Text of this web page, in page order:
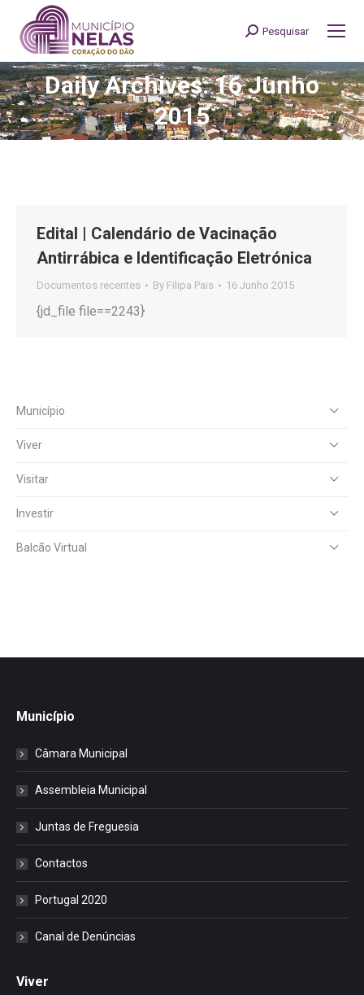
Search:
Pesquisar
Daily Archives: 16 Junho
2015
You are here:
Edital | Calendário de Vacinação
Antirrábica e Identificação Eletrónica
Documentos recentes By Filipa Pais 16 Junho 2015
{jd_file file==2243}
Município
Viver
Visitar
Investir
Balcão Virtual
Município
Câmara Municipal
Assembleia Municipal
Juntas de Freguesia
Contactos
Portugal 2020
Canal de Denúncias
Viver